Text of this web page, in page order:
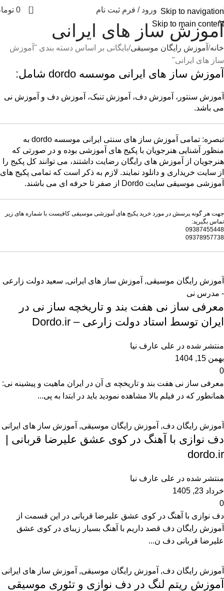
Skip to navigation
Skip to main content
ورود / فرم ثبت نام 0
0
آموزش ساز های ایرانی
خانه آموزش رایگان موسیقی بایگانی بر اساس دسته بندی "آموزش
ساز های ایرانی"
آموزش ساز های ایرانی موسسه dordo شامل:
آموزش سنتور، آموزش دف، آموزش تنبک، آموزش دف و آموزش نی
می باشد.
تبصره: تمامی آموزش ساز های سنتی ایرانی موسسه dordo به
منظور آشنایی هنرجویان با پکیج های آموزشی بوده و در صورتی که
هنرجویان از آموزش های رایگان رضایت داشتند، می توانند کل پکیج را
از سایت خریداری و دانلود نمایند. لازم به ذکر است که تمامی پکیج های
آموزشی موسیقی سایت Dordo از صفر تا حرفه ای می باشند.
جهت هر گونه پرسش در مورد خرید پکیج های آموزشی موسیقی کافیست با شماره های زیر
تماس بگیرید:
09387455448
09378957738
آموزش رایگان موسیقی, آموزش ساز های ایرانی, سعید دولت زارعی
- مدرس نی
معرفی ساز نی هفت بند و تاریخچه ساز نی در
ایران توسط استاد دولت زارعی – Dordo.ir
منتشر شده در
علی عارف نیا
بهمن 15, 1404
0
معرفی ساز نی هفت بند و تاریخچه ی آن در ایران ماهیت و پیشینه نی:
همانطور که در فیلم بالا مشاهده نمودید باید در ابتدا به پی...
آموزش رایگان دف, آموزش رایگان موسیقی, آموزش ساز های ایرانی
دف نوازی با آهنگ در کوی عشق علیرضا قربانی |
dordo.ir
منتشر شده در
علی عارف نیا
خرداد 23, 1405
0
دف نوازی با آهنگ در کوی عشق علیرضا قربانی در این قسمت از
آموزش رایگان دف قصد داریم با آهنگ بسیار زیبای در کوی عشق
علیرضا قربانی دف ن...
آموزش رایگان دف, آموزش رایگان موسیقی, آموزش ساز های ایرانی
آموزش ریتم لنگ در دف نوازی و تئوری موسیقی